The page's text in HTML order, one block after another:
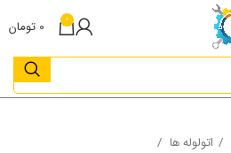
0
0 تومان
اتولوله ها